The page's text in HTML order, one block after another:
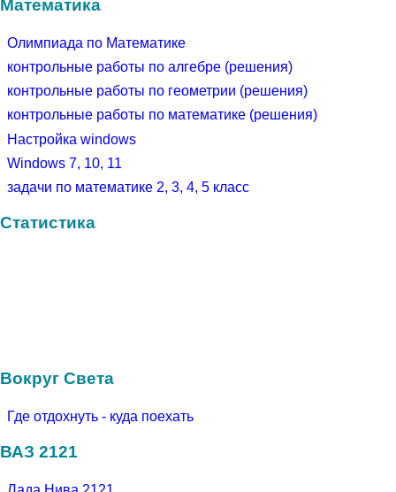
Математика
Олимпиада по Математике
контрольные работы по алгебре (решения)
контрольные работы по геометрии (решения)
контрольные работы по математике (решения)
Настройка windows
Windows 7, 10, 11
задачи по математике 2, 3, 4, 5 класс
Статистика
Вокруг Света
Где отдохнуть - куда поехать
ВАЗ 2121